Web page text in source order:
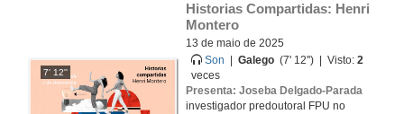
7' 12''
Historias Compartidas: Henri
Montero
13 de maio de 2025
Son
|Galego (7' 12'') | Visto:2
veces
Presenta: Joseba Delgado-Parada
investigador predoutoral FPU no